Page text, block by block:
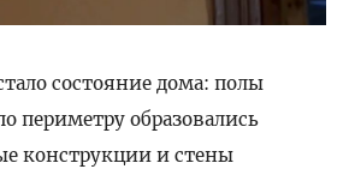
состояние дома: полы
периметру образовались
конструкции и стены